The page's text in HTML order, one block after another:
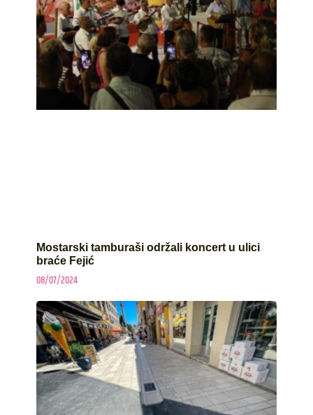
Mostarski tamburaši održali koncert u ulici
braće Fejić
08/07/2024